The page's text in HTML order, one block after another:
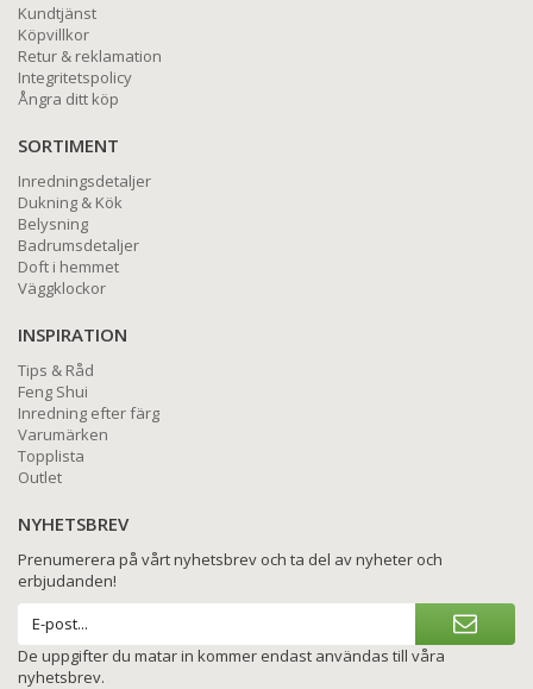
Kundtjänst
Köpvillkor
Retur & reklamation
Integritetspolicy
Ångra ditt köp
SORTIMENT
Inredningsdetaljer
Dukning & Kök
Belysning
Badrumsdetaljer
Doft i hemmet
Väggklockor
INSPIRATION
Tips & Råd
Feng Shui
Inredning efter färg
Varumärken
Topplista
Outlet
NYHETSBREV
Prenumerera på vårt nyhetsbrev och ta del av nyheter och
erbjudanden!
De uppgifter du matar in kommer endast användas till våra
nyhetsbrev.